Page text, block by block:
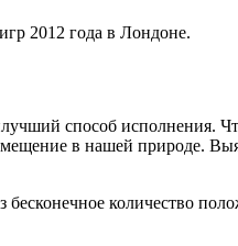
2012 года в Лондоне.
способ исполнения.
в нашей природе.
количество